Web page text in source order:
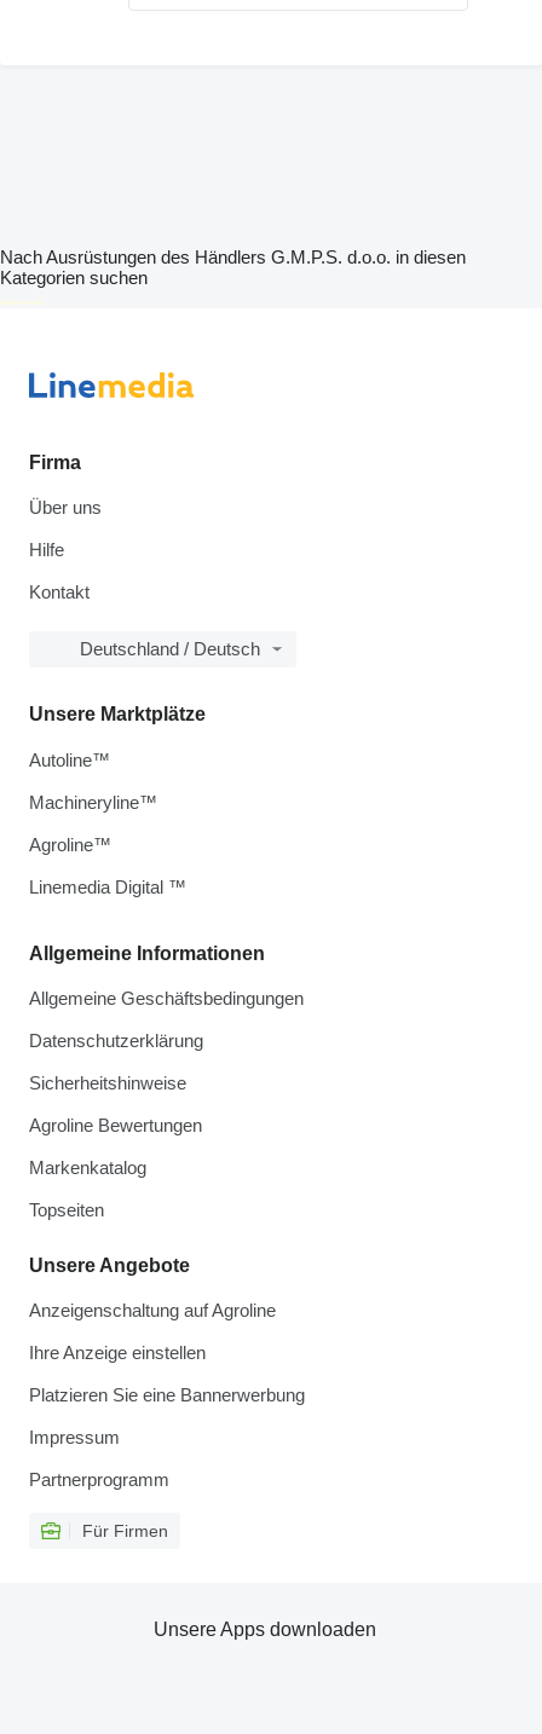
Nach Ausrüstungen des Händlers G.M.P.S. d.o.o. in diesen
Kategorien suchen
disallow-in-dsa
Firma
Über uns
Hilfe
Kontakt
Deutschland / Deutsch
Allgemeine Informationen
Allgemeine Geschäftsbedingungen
Datenschutzerklärung
Sicherheitshinweise
Agroline Bewertungen
Markenkatalog
Topseiten
Unsere Angebote
Anzeigenschaltung auf Agroline
Ihre Anzeige einstellen
Platzieren Sie eine Bannerwerbung
Impressum
Partnerprogramm
Für Firmen
Unsere Marktplätze
Autoline™
Machineryline™
Agroline™
Linemedia Digital ™
Unsere Apps downloaden